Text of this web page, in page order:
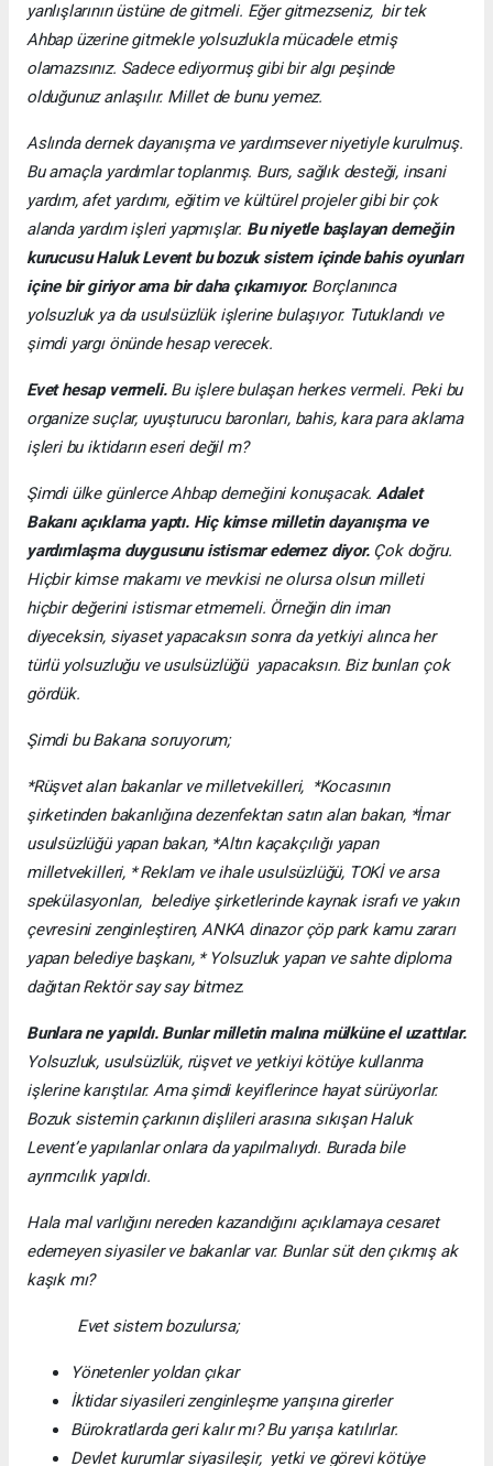
yanlışlarının üstüne de gitmeli. Eğer gitmezseniz, bir tek
Ahbap üzerine gitmekle yolsuzlukla mücadele etmiş
olamazsınız. Sadece ediyormuş gibi bir algı peşinde
olduğunuz anlaşılır. Millet de bunu yemez.
Aslında dernek dayanışma ve yardımsever niyetiyle kurulmuş.
Bu amaçla yardımlar toplanmış. Burs, sağlık desteği, insani
yardım, afet yardımı, eğitim ve kültürel projeler gibi bir çok
alanda yardım işleri yapmışlar. Bu niyetle başlayan derneğin
kurucusu Haluk Levent bu bozuk sistem içinde bahis oyunları
içine bir giriyor ama bir daha çıkamıyor.Borçlanınca
yolsuzluk ya da usulsüzlük işlerine bulaşıyor. Tutuklandı ve
şimdi yargı önünde hesap verecek.
Evet hesap vermeli.Bu işlere bulaşan herkes vermeli. Peki bu
organize suçlar, uyuşturucu baronları, bahis, kara para aklama
işleri bu iktidarın eseri değil m?
Şimdi ülke günlerce Ahbap derneğini konuşacak. Adalet
Bakanı açıklama yaptı. Hiç kimse milletin dayanışma ve
yardımlaşma duygusunu istismar edemez diyor.Çok doğru.
Hiçbir kimse makamı ve mevkisi ne olursa olsun milleti
hiçbir değerini istismar etmemeli. Örneğin din iman
diyeceksin, siyaset yapacaksın sonra da yetkiyi alınca her
türlü yolsuzluğu ve usulsüzlüğü yapacaksın. Biz bunları çok
gördük.
Şimdi bu Bakana soruyorum;
*Rüşvet alan bakanlar ve milletvekilleri, *Kocasının
şirketinden bakanlığına dezenfektan satın alan bakan, *İmar
usulsüzlüğü yapan bakan, *Altın kaçakçılığı yapan
milletvekilleri, * Reklam ve ihale usulsüzlüğü, TOKİ ve arsa
spekülasyonları, belediye şirketlerinde kaynak israfı ve yakın
çevresini zenginleştiren, ANKA dinazor çöp park kamu zararı
yapan belediye başkanı, * Yolsuzluk yapan ve sahte diploma
dağıtan Rektör say say bitmez.
Bunlara ne yapıldı. Bunlar milletin malına mülküne el uzattılar.
Yolsuzluk, usulsüzlük, rüşvet ve yetkiyi kötüye kullanma
işlerine karıştılar. Ama şimdi keyiflerince hayat sürüyorlar.
Bozuk sistemin çarkının dişlileri arasına sıkışan Haluk
Levent’e yapılanlar onlara da yapılmalıydı. Burada bile
ayrımcılık yapıldı.
Hala mal varlığını nereden kazandığını açıklamaya cesaret
edemeyen siyasiler ve bakanlar var. Bunlar süt den çıkmış ak
kaşık mı?
Evet sistem bozulursa;
Yönetenler yoldan çıkar
İktidar siyasileri zenginleşme yarışına girerler
Bürokratlarda geri kalır mı? Bu yarışa katılırlar.
Devlet kurumlar siyasileşir, yetki ve görevi kötüye